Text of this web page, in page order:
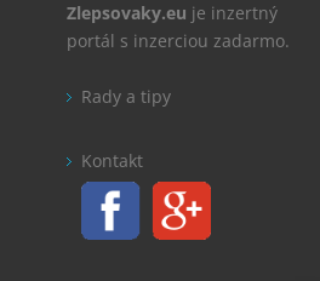
Zlepsovaky.eu je inzertný
portál s inzerciou zadarmo.
Rady a tipy
Kontakt